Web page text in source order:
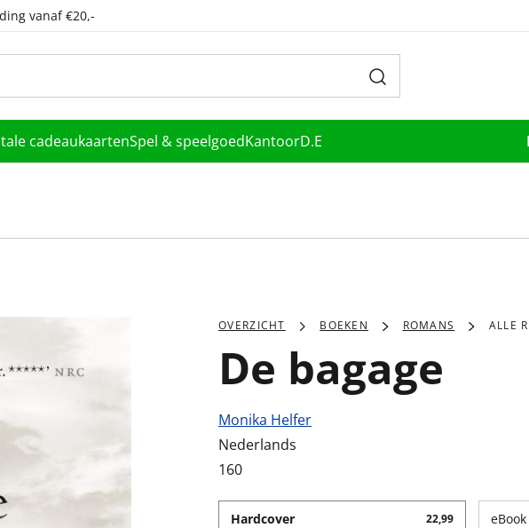
vanaf €20,-
cadeaukaartenSpel & speelgoedKantoorD.E
OVERZICHT BOEKEN ROMANS ALLE
De bagage
Monika Helfer
Nederlands
160
Hardcover 22,99 eBook